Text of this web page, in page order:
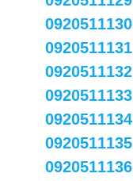
0920511130
0920511131
0920511132
0920511133
0920511134
0920511135
0920511136